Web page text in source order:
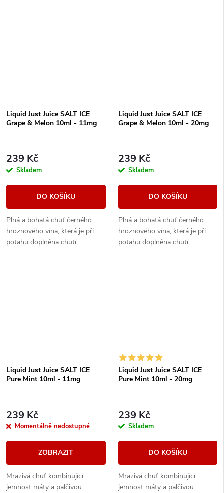
Liquid Just Juice SALT ICE
Grape & Melon 10ml - 11mg
239 Kč
Skladem
DO KOŠÍKU
Plná a bohatá chuť černého
hroznového vína, která je při
potahu doplněna chutí
sladkého cukrového melounu.
Liquid Just Juice SALT ICE
Grape & Melon 10ml - 20mg
239 Kč
Skladem
DO KOŠÍKU
Plná a bohatá chuť černého
hroznového vína, která je při
potahu doplněna chutí
sladkého cukrového melounu.
Liquid Just Juice SALT ICE
Pure Mint 10ml - 11mg
239 Kč
Momentálně nedostupné
ZOBRAZIT
Mrazivá chuť kombinující
jemnost máty a palčivou
Liquid Just Juice SALT ICE
Pure Mint 10ml - 20mg
239 Kč
Skladem
DO KOŠÍKU
Mrazivá chuť kombinující
jemnost máty a palčivou